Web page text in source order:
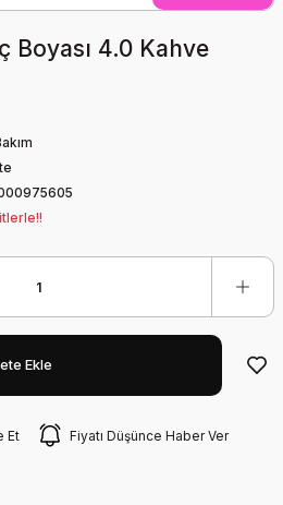
Boyası 4.0 Kahve
Ekle
Et Fiyatı Düşünce Haber Ver